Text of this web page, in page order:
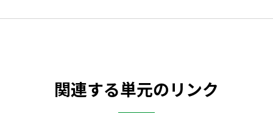
関連する単元のリンク